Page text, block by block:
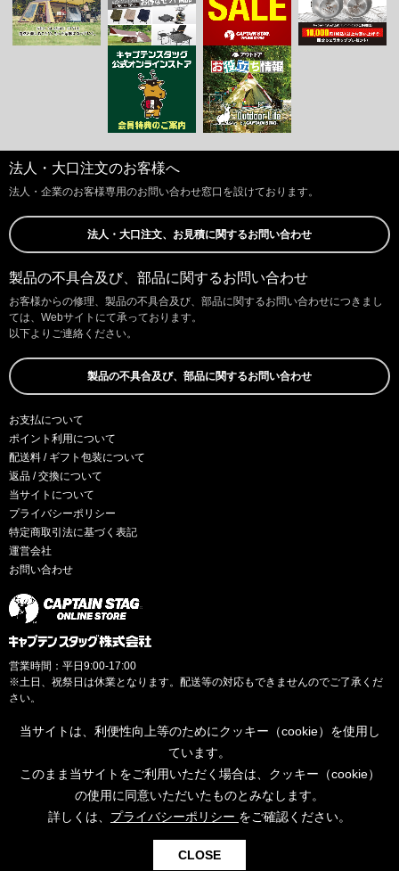
法人・大口注文のお客様へ
法人・企業のお客様専用のお問い合わせ窓口を設けております。
法人・大口注文、お見積に関するお問い合わせ
製品の不具合及び、部品に関するお問い合わせ
お客様からの修理、製品の不具合及び、部品に関するお問い合わせにつきまし
ては、Webサイトにて承っております。
以下よりご連絡ください。
製品の不具合及び、部品に関するお問い合わせ
お支払について
ポイント利用について
配送料 / ギフト包装について
返品 / 交換について
当サイトについて
プライバシーポリシー
特定商取引法に基づく表記
運営会社
お問い合わせ
営業時間：平日9:00-17:00
※土日、祝祭日は休業となります。配送等の対応もできませんのでご了承くだ
さい。
© CAPTAINSTAG Co.Ltd.
当サイトは、利便性向上等のためにクッキー（cookie）を使用し
ています。
このまま当サイトをご利用いただく場合は、クッキー（cookie）
の使用に同意いただいたものとみなします。
詳しくは、 プライバシーポリシー をご確認ください。
CLOSE